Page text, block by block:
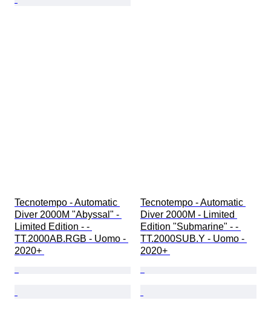
Tecnotempo - Automatic
Diver 2000M "Abyssal" -
Limited Edition - -
TT.2000AB.RGB - Uomo -
2020+
Tecnotempo - Automatic
Diver 2000M - Limited
Edition "Submarine" - -
TT.2000SUB.Y - Uomo -
2020+